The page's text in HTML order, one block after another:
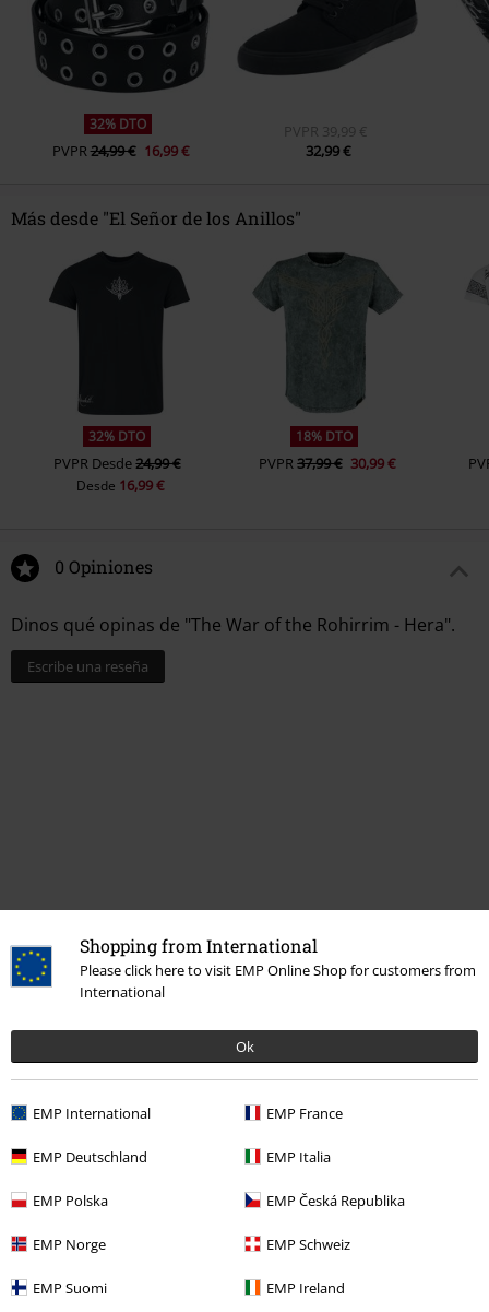
Shopping from International
Please click here to visit EMP Online Shop for customers from
International
Ok
EMP International EMP France
EMP Deutschland EMP Italia
EMP Polska EMP Česká Republika
EMP Norge EMP Schweiz
EMP Suomi EMP Ireland
32% DTO
PVPR24,99 € 16,99 €
PVPR 39,99 €
32,99 €
Más desde "El Señor de los Anillos"
32% DTO
PVPR Desde24,99 €
Desde 16,99 €
18% DTO
PVPR37,99 € 30,99 €
0 Opiniones
Dinos qué opinas de "The War of the Rohirrim - Hera".
Escribe una reseña
Última visita
42% DTO
Más categorías. Más opciones